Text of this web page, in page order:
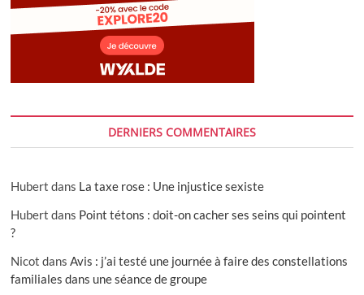
DERNIERS COMMENTAIRES
Hubert dans La taxe rose : Une injustice sexiste
Hubert dans Point tétons : doit-on cacher ses seins qui pointent
?
Nicot dansAvis : j’ai testé une journée à faire des constellations
familiales dans une séance de groupe